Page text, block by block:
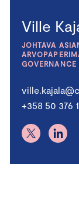
Ville
JOHTAVA
GOVERNANCE
+358 50 376